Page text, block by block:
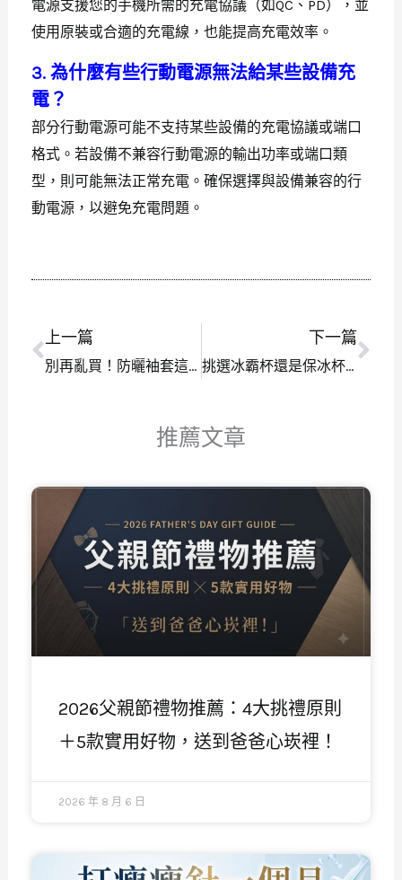
電源支援您的手機所需的充電協議（如QC、PD），並
使用原裝或合適的充電線，也能提高充電效率。
3. 為什麼有些行動電源無法給某些設備充
電？
部分行動電源可能不支持某些設備的充電協議或端口
格式。若設備不兼容行動電源的輸出功率或端口類
型，則可能無法正常充電。確保選擇與設備兼容的行
動電源，以避免充電問題。
上一頁
上一篇
別再亂買！防曬袖套這樣挑，才不會又熱又沒效果
下一篇
挑選冰霸杯還是保冰杯？這些選擇技巧讓你不再猶豫
下
推薦文章
2026父親節禮物推薦：4大挑禮原則
＋5款實用好物，送到爸爸心崁裡！
2026 年 8 月 6 日
面 面 面 面 面